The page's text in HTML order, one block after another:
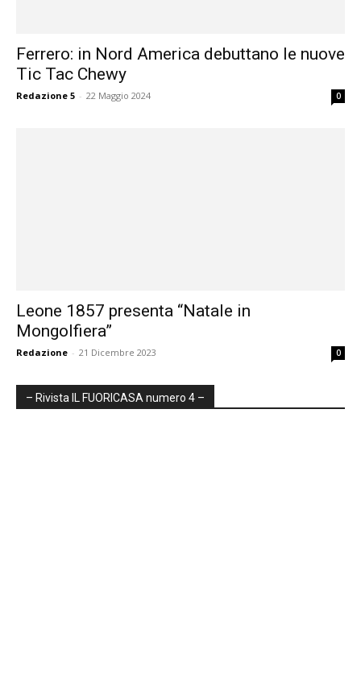
Ferrero: in Nord America debuttano le nuove
Tic Tac Chewy
Redazione 5 - 22 Maggio 2024 0
Leone 1857 presenta “Natale in
Mongolfiera”
Redazione - 21 Dicembre 2023 0
– Rivista IL FUORICASA numero 4 –